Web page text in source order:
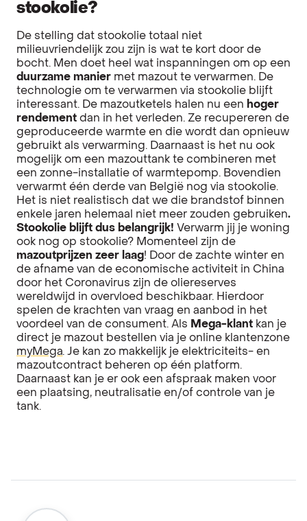
stookolie?
De stelling dat stookolie totaal niet
milieuvriendelijk zou zijn is wat te kort door de
bocht. Men doet heel wat inspanningen om op een
duurzame manier met mazout te verwarmen. De
technologie om te verwarmen via stookolie blijft
interessant. De mazoutketels halen nu een hoger
rendement dan in het verleden. Ze recupereren de
geproduceerde warmte en die wordt dan opnieuw
gebruikt als verwarming. Daarnaast is het nu ook
mogelijk om een mazouttank te combineren met
een zonne-installatie of warmtepomp. Bovendien
verwarmt één derde van België nog via stookolie.
Het is niet realistisch dat we die brandstof binnen
enkele jaren helemaal niet meer zouden gebruiken.
Stookolie blijft dus belangrijk! Verwarm jij je woning
ook nog op stookolie? Momenteel zijn de
mazoutprijzen zeer laag! Door de zachte winter en
de afname van de economische activiteit in China
door het Coronavirus zijn de oliereserves
wereldwijd in overvloed beschikbaar. Hierdoor
spelen de krachten van vraag en aanbod in het
voordeel van de consument. Als Mega-klant kan je
direct je mazout bestellen via je online klantenzone
myMega. Je kan zo makkelijk je elektriciteits- en
mazoutcontract beheren op één platform.
Daarnaast kan je er ook een afspraak maken voor
een plaatsing, neutralisatie en/of controle van je
tank.